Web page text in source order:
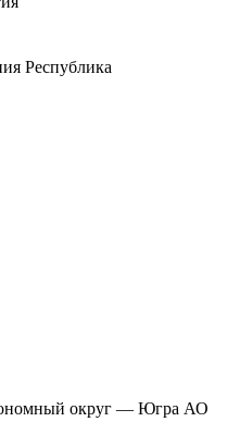
Республика
округ — Югра АО